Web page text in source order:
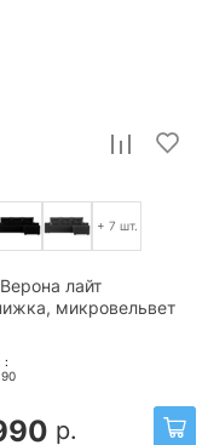
+ 7 шт.
лайт
микровельвет
:
р.